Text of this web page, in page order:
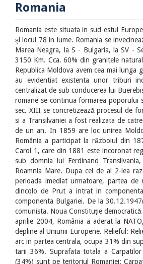
Romania
Romania este situata in sud-estul
şi locul 78 in lume. Romania se
Marea Neagra, la S - Bulgaria, la SV -
3150 Km. Cca. 60% din granitele
Republica Moldova avem cea mai lunga
au evidentiat existenta unor triburi
centralizat de sub conducerea lui
romane se continua formarea poporului
sec. XIII se concretizează procesul de
si a Transilvaniei a fost realizata de
de un an. In 1859 are loc unirea
România a participat la războiul din
Carol 1, care din 1881 este incoronat
sub domnia lui Ferdinand
Roamnia Mare. Dupa cel de al 2-lea
perioada imediat urmatoare, partea
dincolo de Prut a intrat in
componenta Bulgariei. De la
comunista. Noua Constituție
aprilie 2004, România a aderat la
depline al Uniunii Europene. Relieful:
arc in partea centrala, ocupa 31% din
tarii 36%. Suprafata totala a
(34%) sunt pe teritoriul Romaniei: